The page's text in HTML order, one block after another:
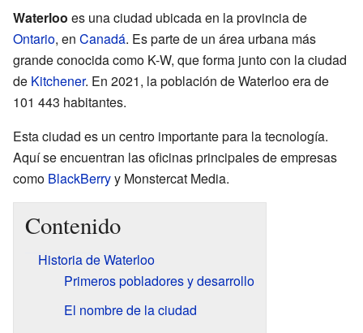
Waterloo es una ciudad ubicada en la provincia de
Ontario, en Canadá. Es parte de un área urbana más
grande conocida como K-W, que forma junto con la ciudad
de Kitchener. En 2021, la población de Waterloo era de
101 443 habitantes.
Esta ciudad es un centro importante para la tecnología.
Aquí se encuentran las oficinas principales de empresas
como BlackBerryy Monstercat Media.
Contenido
Historia de Waterloo
Primeros pobladores y desarrollo
El nombre de la ciudad